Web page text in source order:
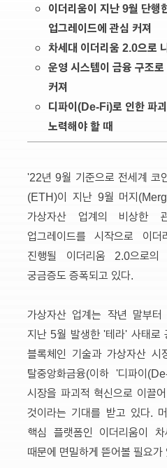
이더리움이 지난 9월 단
업그레이드에 관심 커져
차세대 이더리움 2.0으로
운영 시스템이 금융 구조
커져
디파이(De-Fi)로 인한 파
노력해야 할 때
'22년 9월 기준으로 전세계 코
(ETH)이 지난 9월 머지
가상자산 업계의 비상한
업그레이드를 시작으로 이
진행될 이더리움 2.0으로
궁금증도 증폭되고 있다.
가상자산 업계는 작년 말부
지난 5월 발생한 '테라' 사태로
블록체인 기술과 가상자산 시
탈중앙화금융(이하 '디파이
시장을 파괴적 혁신으로 이끌
것이라는 기대를 받고 있다.
핵심 플랫폼인 이더리움이
때문에 면밀하게 뜯어볼 필요가